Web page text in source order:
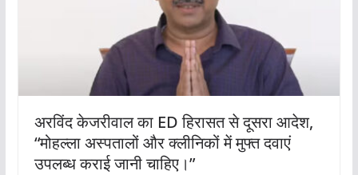
अरविंद केजरीवाल का ED हिरासत से दूसरा आदेश,
“मोहल्ला अस्पतालों और क्लीनिकों में मुफ्त दवाएं
उपलब्ध कराई जानी चाहिए।”